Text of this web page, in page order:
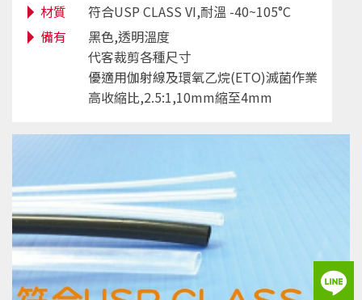
材質
符合USP CLASS VI,耐溫 -40~105°C
備有
黑色,透明溫度
代客裁剪各種尺寸
優適用伽射線及環氧乙烷(ETO)滅菌作業
高收縮比,2.5:1,10mm縮至4mm